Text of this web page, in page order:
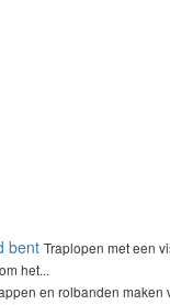
bent Traplopen met een
het...
en rolbanden maken